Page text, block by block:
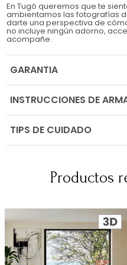
En Tugó queremos que te
ambientamos las fotografías
darte una perspectiva de
no incluye ningún adorno,
acompañe.
GARANTIA
INSTRUCCIONES DE
TIPS DE CUIDADO
Productos